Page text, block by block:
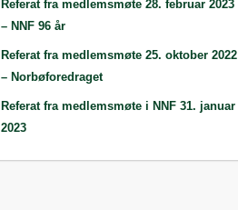
Referat fra medlemsmøte 28. februar 2023
– NNF 96 år
Referat fra medlemsmøte 25. oktober 2022
– Norbøforedraget
Referat fra medlemsmøte i NNF 31. januar
2023